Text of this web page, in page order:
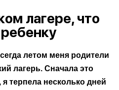
лагере, что
летом меня родители
лагерь. Сначала это
терпела несколько дней